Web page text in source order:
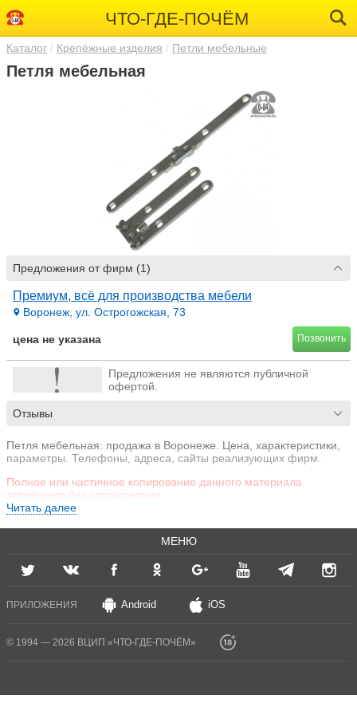
ЧТО-ГДЕ-ПОЧЁМ
Каталог Крепёжные изделия Петли мебельные
Петля мебельная
Предложения от фирм (1)
Премиум, всё для производства мебели
Воронеж, ул. Острогожская, 73
цена не указана Позвонить
Предложения не являются публичной
офертой.
Отзывы
Петля мебельная: продажа в Воронеже. Цена, характеристики,
параметры. Телефоны, адреса, сайты реализующих фирм.
Полное или частичное копирование данного материала
запрещено без согласования.
Читать далее
МЕНЮ
ПРИЛОЖЕНИЯ Android iOS
© 1994 — 2026 ВЦИП «ЧТО-ГДЕ-ПОЧЁМ»